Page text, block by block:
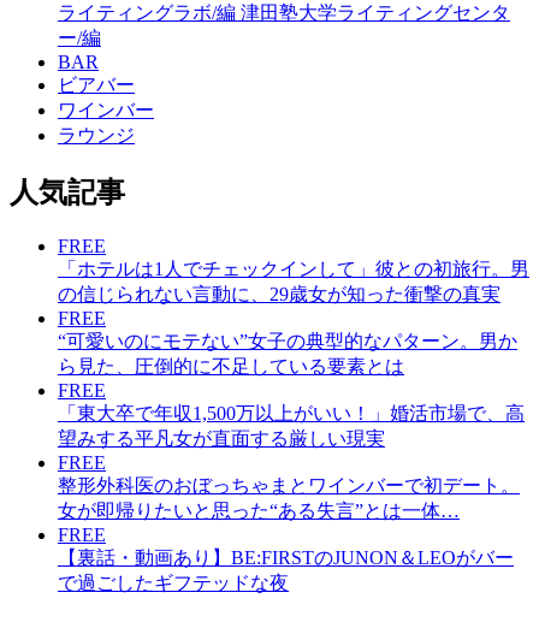
ライティングラボ/編 津田塾大学ライティングセンタ
ー/編
BAR
ビアバー
ワインバー
ラウンジ
人気記事
FREE
「ホテルは1人でチェックインして」彼との初旅行。男
の信じられない言動に、29歳女が知った衝撃の真実
FREE
“可愛いのにモテない”女子の典型的なパターン。男か
ら見た、圧倒的に不足している要素とは
FREE
「東大卒で年収1,500万以上がいい！」婚活市場で、高
望みする平凡女が直面する厳しい現実
FREE
整形外科医のおぼっちゃまとワインバーで初デート。
女が即帰りたいと思った“ある失言”とは一体…
FREE
【裏話・動画あり】BE:FIRSTのJUNON＆LEOがバー
で過ごしたギフテッドな夜